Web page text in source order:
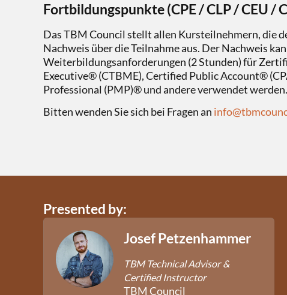
Fortbildungspunkte(CPE / CLP / CEU /
Das TBM Council stellt allen Kursteilnehmern, die
Nachweis über die Teilnahme aus. Der Nachweis
Weiterbildungsanforderungen (2 Stunden) für
Executive® (CTBME), Certified Public Account®
Professional (PMP)® und andere verwendet werden.
Bitten wenden Sie sich bei Fragen an
Presented by:
Josef Petzenhammer
TBM Technical Advisor &
Certified Instructor
TBM Council